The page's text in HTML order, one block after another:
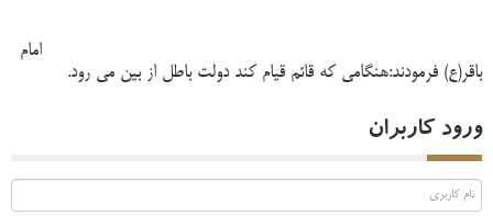
امام
باقر(ع) فرمودند:هنگامی که قائم قیام کند دولت باطل از بین می رود.
ورود کاربران